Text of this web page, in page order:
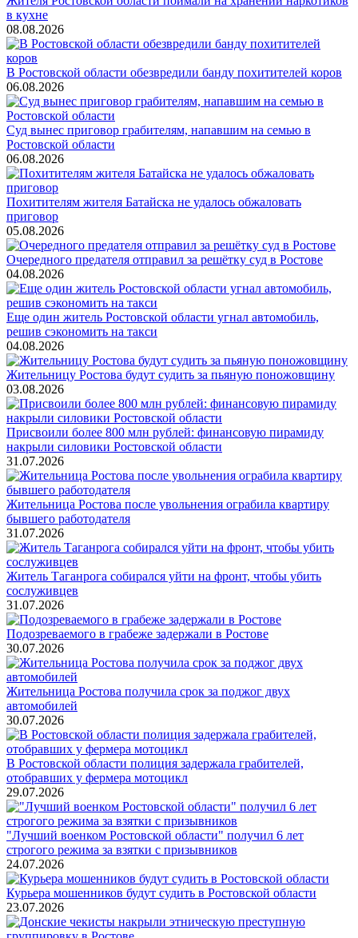
в кухне
08.08.2026
В Ростовской области обезвредили банду похитителей коров
06.08.2026
Суд вынес приговор грабителям, напавшим на семью в
Ростовской области
06.08.2026
Похитителям жителя Батайска не удалось обжаловать
приговор
05.08.2026
Очередного предателя отправил за решётку суд в Ростове
04.08.2026
Еще один житель Ростовской области угнал автомобиль,
решив сэкономить на такси
04.08.2026
Жительницу Ростова будут судить за пьяную поножовщину
03.08.2026
Присвоили более 800 млн рублей: финансовую пирамиду
накрыли силовики Ростовской области
31.07.2026
Жительница Ростова после увольнения ограбила квартиру
бывшего работодателя
31.07.2026
Житель Таганрога собирался уйти на фронт, чтобы убить
сослуживцев
31.07.2026
Подозреваемого в грабеже задержали в Ростове
30.07.2026
Жительница Ростова получила срок за поджог двух
автомобилей
30.07.2026
В Ростовской области полиция задержала грабителей,
отобравших у фермера мотоцикл
29.07.2026
"Лучший военком Ростовской области" получил 6 лет
строгого режима за взятки с призывников
24.07.2026
Курьера мошенников будут судить в Ростовской области
23.07.2026